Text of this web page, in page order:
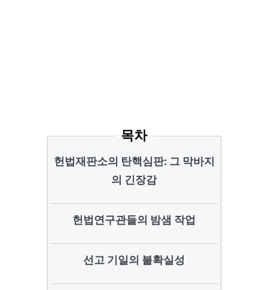
목차
헌법재판소의 탄핵심판: 그 막바지
의 긴장감
헌법연구관들의 밤샘 작업
선고 기일의 불확실성